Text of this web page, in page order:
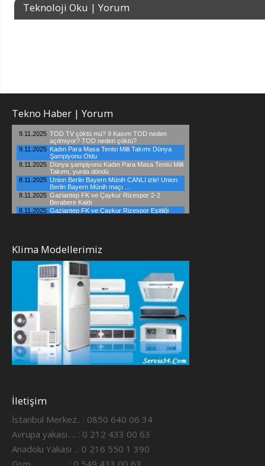
Teknoloji Oku | Yorum
Tekno Haber | Yorum
Klima Modellerimiz
İletişim
İstanbul Merkez.. : 0850 640 06 34
Avrupa yakası…. : 0 212 433 00 63
Anadolu Yakası ..: 0 216 550 1 390